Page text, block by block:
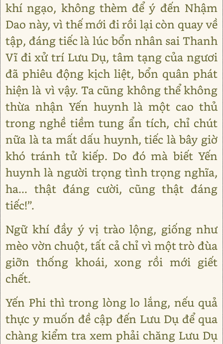
khí ngạo, không thèm để ý đến Nhậm
Dao này, vì thế mới đi rồi lại còn quay về
tập, đáng tiếc là lúc bổn nhân sai Thanh
Vĩ đi xử trí Lưu Dụ, tâm tạng của ngươi
đã phiêu động kịch liệt, bổn quân phát
hiện là vì vậy. Ta cũng không thể không
thừa nhận Yến huynh là một cao thủ
trong nghề tiềm tung ẩn tích, chỉ chút
nữa là ta mất dấu huynh, tiếc là bây giờ
khó tránh tử kiếp. Do đó mà biết Yến
huynh là người trọng tình trọng nghĩa,
ha... thật đáng cười, cũng thật đáng
tiếc!”.
Ngữ khí đầy ý vị trào lộng, giống như
mèo vờn chuột, tất cả chỉ vì một trò đùa
giỡn thống khoái, xong rồi mới giết
chết.
Yến Phi thì trong lòng lo lắng, nếu quả
thực y muốn đề cập đến Lưu Dụ để qua
chàng kiểm tra xem phải chăng Lưu Dụ